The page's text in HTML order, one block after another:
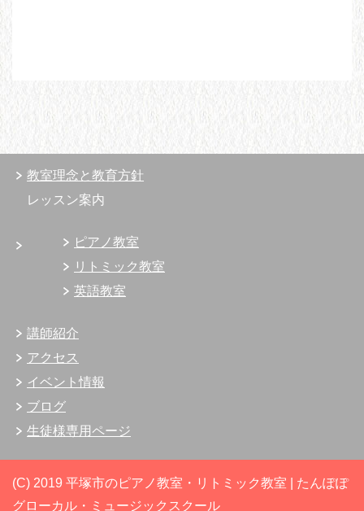
教室理念と教育方針
レッスン案内
ピアノ教室
リトミック教室
英語教室
講師紹介
アクセス
イベント情報
ブログ
生徒様専用ページ
(C) 2019 平塚市のピアノ教室・リトミック教室 | たんぽぽ
グローカル・ミュージックスクール